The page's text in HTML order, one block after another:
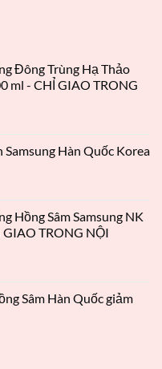
Đông Trùng Hạ Thảo
ml - CHỈ GIAO TRONG
Hàn Quốc Korea
Hồng Sâm Samsung NK
TRONG NỘI
Sâm Hàn Quốc giảm